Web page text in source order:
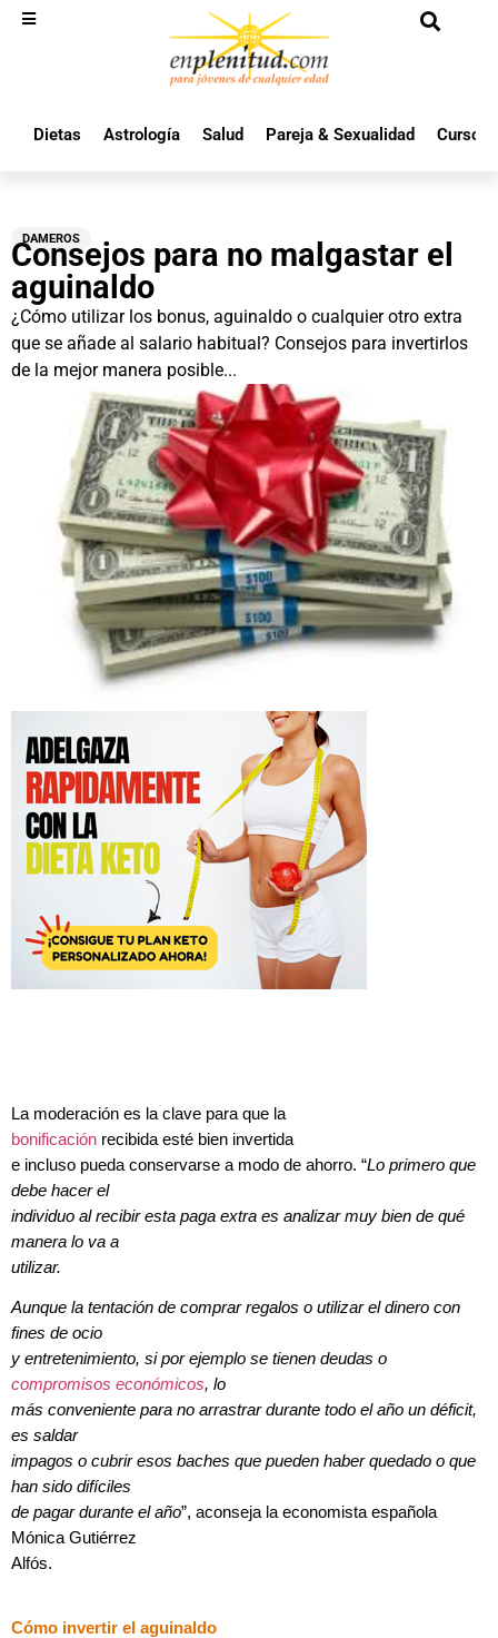
Dietas Astrología Salud Pareja & Sexualidad Cursos
DAMEROS
Consejos para no malgastar el
aguinaldo
¿Cómo utilizar los bonus, aguinaldo o cualquier otro extra
que se añade al salario habitual? Consejos para invertirlos
de la mejor manera posible...
La moderación es la clave para que la
bonificación recibida esté bien invertida
e incluso pueda conservarse a modo de ahorro. “Lo primero que
debe hacer el
individuo al recibir esta paga extra es analizar muy bien de qué
manera lo va a
utilizar.
Aunque la tentación de comprar regalos o utilizar el dinero con
fines de ocio
y entretenimiento, si por ejemplo se tienen deudas o
compromisos económicos, lo
más conveniente para no arrastrar durante todo el año un déficit,
es saldar
impagos o cubrir esos baches que pueden haber quedado o que
han sido difíciles
de pagar durante el año”, aconseja la economista española
Mónica Gutiérrez
Alfós.
Cómo invertir el aguinaldo